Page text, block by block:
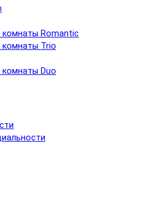
Romantic
Trio
Duo